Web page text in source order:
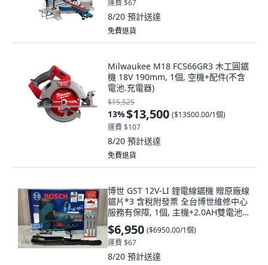
運費 $67
8/20 預計送達
免費退貨
Milwaukee M18 FCS66GR3 木工圓鋸
機 18V 190mm, 1個, 空機+配件(不含
電池.充電器)
$15,525
13%$13,500 ($13500.00/1個)
運費 $107
8/20 預計送達
免費退貨
博世 GST 12V-LI 鋰電線鋸機 贈原廠線
鋸片*3 含稅附發票 全台博世維修中心
服務有保障, 1個, 主機+2.0AH雙電池
+充電器,C: 系統工具箱(含雙內襯)
$6,950 ($6950.00/1個)
運費 $67
8/20 預計送達